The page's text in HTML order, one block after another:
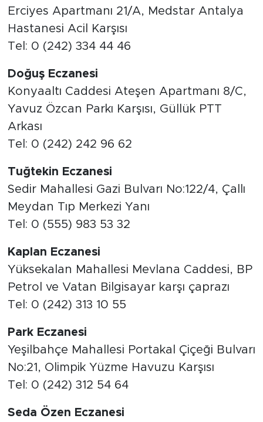
Erciyes Apartmanı 21/A, Medstar Antalya
Hastanesi Acil Karşısı
Tel: 0 (242) 334 44 46
Doğuş Eczanesi
Konyaaltı Caddesi Ateşen Apartmanı 8/C,
Yavuz Özcan Parkı Karşısı, Güllük PTT
Arkası
Tel: 0 (242) 242 96 62
Tuğtekin Eczanesi
Sedir Mahallesi Gazi Bulvarı No:122/4, Çallı
Meydan Tıp Merkezi Yanı
Tel: 0 (555) 983 53 32
Kaplan Eczanesi
Yüksekalan Mahallesi Mevlana Caddesi, BP
Petrol ve Vatan Bilgisayar karşı çaprazı
Tel: 0 (242) 313 10 55
Park Eczanesi
Yeşilbahçe Mahallesi Portakal Çiçeği Bulvarı
No:21, Olimpik Yüzme Havuzu Karşısı
Tel: 0 (242) 312 54 64
Seda Özen Eczanesi